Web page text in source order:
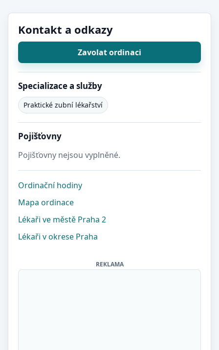
Kontakt a odkazy
Zavolat ordinaci
Specializace a služby
Praktické zubní lékařství
Pojišťovny
Pojišťovny nejsou vyplněné.
Ordinační hodiny
Mapa ordinace
Lékaři ve městě Praha 2
Lékaři v okrese Praha
REKLAMA